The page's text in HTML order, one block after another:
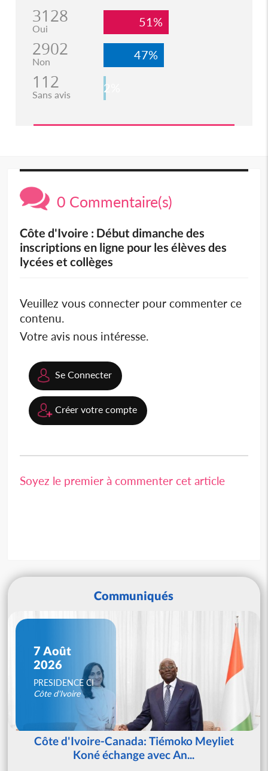
3128
Oui 51%
2902
Non 47%
112
Sans avis 2%
0 Commentaire(s)
Côte d'Ivoire : Début dimanche des
inscriptions en ligne pour les élèves des
lycées et collèges
Veuillez vous connecter pour commenter ce
contenu.
Votre avis nous intéresse.
Se Connecter
Créer votre compte
Soyez le premier à commenter cet article
Communiqués
7 Août
2026
PRESIDENCE CI
Côte d'Ivoire
Côte d'Ivoire-Canada: Tiémoko Meyliet
Koné échange avec An...